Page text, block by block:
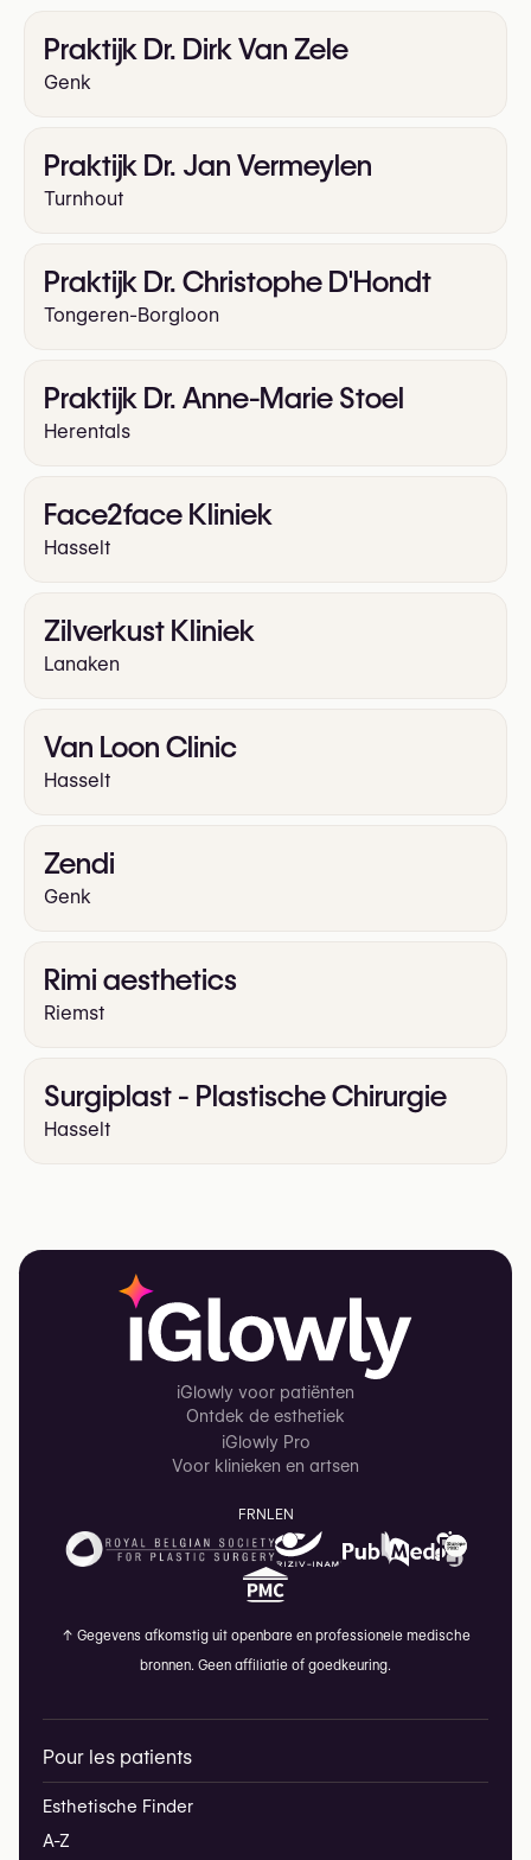
Mini-facelift
Thigh Lift
Praktijk Dr. Dirk Van Zele
Genk
Praktijk Dr. Jan Vermeylen
Turnhout
Praktijk Dr. Christophe D'Hondt
Tongeren-Borgloon
Praktijk Dr. Anne-Marie Stoel
Herentals
Face2face Kliniek
Hasselt
Zilverkust Kliniek
Lanaken
Van Loon Clinic
Hasselt
Zendi
Genk
Rimi aesthetics
Riemst
Surgiplast - Plastische Chirurgie
Hasselt
iGlowly voor patiënten
Ontdek de esthetiek
iGlowly Pro
Voor klinieken en artsen
FRNLEN
↑ Gegevens afkomstig uit openbare en professionele medische
bronnen. Geen affiliatie of goedkeuring.
Pour les patients
Esthetische Finder
A-Z